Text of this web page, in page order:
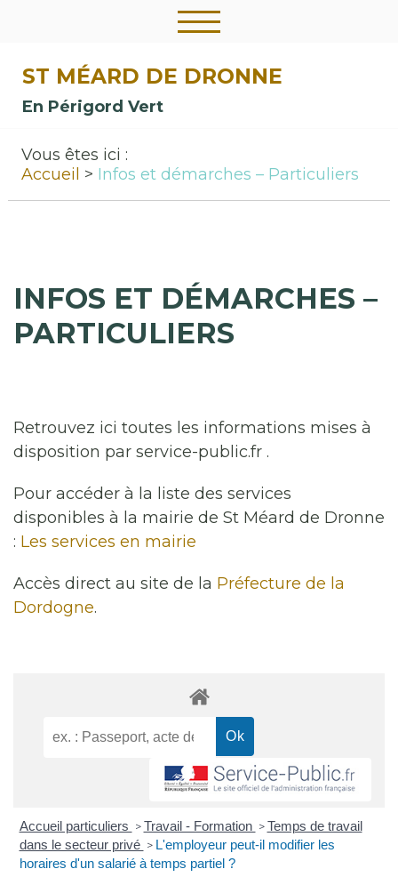
ST MÉARD DE DRONNE
En Périgord Vert
Vous êtes ici :
Accueil
Infos et démarches – Particuliers
INFOS ET DÉMARCHES –
PARTICULIERS
Retrouvez ici toutes les informations mises à
disposition par service-public.fr .
Pour accéder à la liste des services
disponibles à la mairie de St Méard de Dronne
: Les services en mairie
Accès direct au site de la Préfecture de la
Dordogne.
Accueil particuliers > Travail - Formation > Temps de travail
dans le secteur privé > L'employeur peut-il modifier les
horaires d'un salarié à temps partiel ?